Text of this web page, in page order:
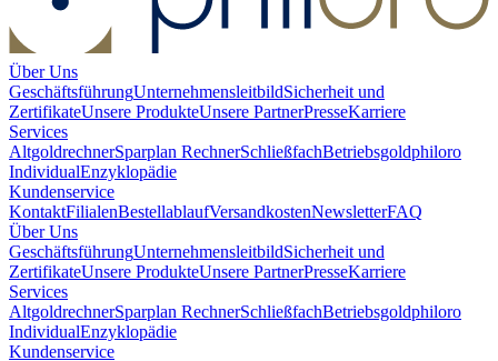
Über Uns
GeschäftsführungUnternehmensleitbildSicherheit und
ZertifikateUnsere ProdukteUnsere PartnerPresseKarriere
Services
AltgoldrechnerSparplan RechnerSchließfachBetriebsgoldphiloro
IndividualEnzyklopädie
Kundenservice
KontaktFilialenBestellablaufVersandkostenNewsletterFAQ
Über Uns
GeschäftsführungUnternehmensleitbildSicherheit und
ZertifikateUnsere ProdukteUnsere PartnerPresseKarriere
Services
AltgoldrechnerSparplan RechnerSchließfachBetriebsgoldphiloro
IndividualEnzyklopädie
Kundenservice